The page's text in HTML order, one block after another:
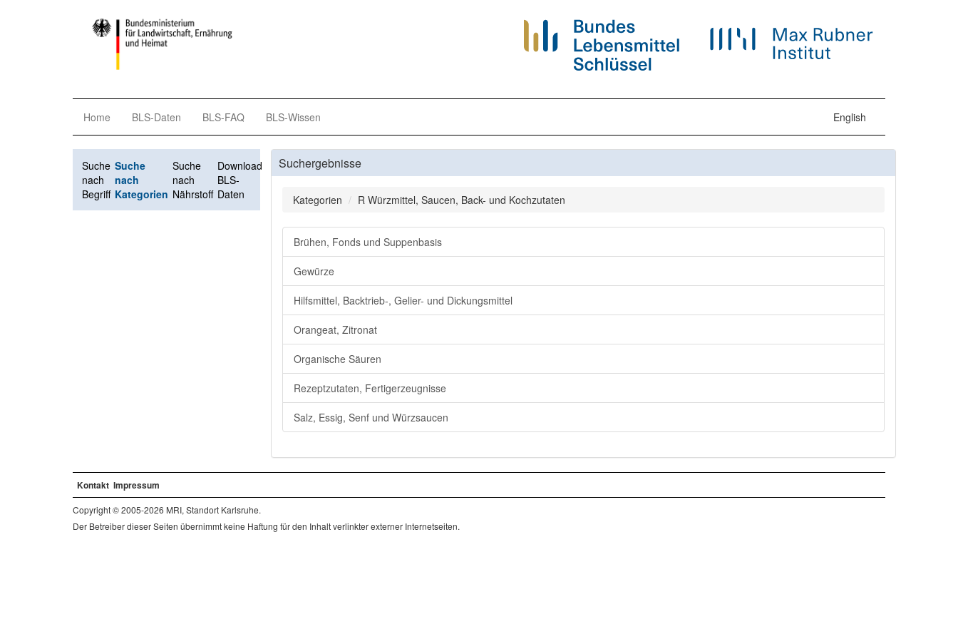
Home BLS-Daten BLS-FAQ BLS-Wissen English
Suche
nach
Begriff
Suche
nach
Kategorien
Suche
nach
Nährstoff
Download
BLS-
Daten
Suchergebnisse
Kategorien R Würzmittel, Saucen, Back- und Kochzutaten
Brühen, Fonds und Suppenbasis
Gewürze
Hilfsmittel, Backtrieb-, Gelier- und Dickungsmittel
Orangeat, Zitronat
Organische Säuren
Rezeptzutaten, Fertigerzeugnisse
Salz, Essig, Senf und Würzsaucen
Kontakt Impressum
Copyright © 2005-2026 MRI, Standort Karlsruhe.
Der Betreiber dieser Seiten übernimmt keine Haftung für den Inhalt verlinkter externer Internetseiten.